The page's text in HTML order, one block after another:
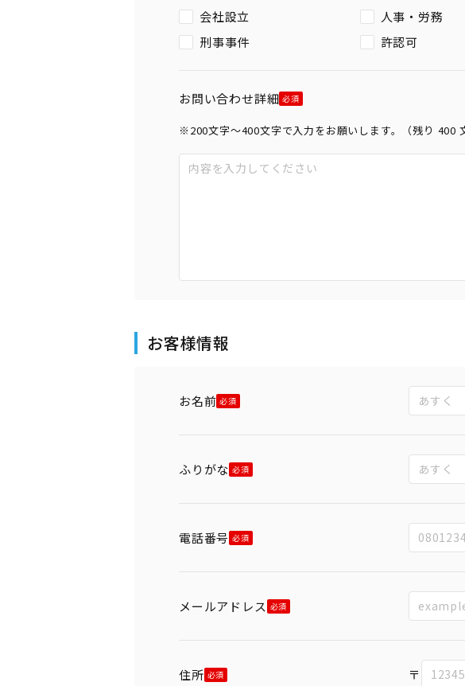
会社設立
人事・労務
刑事事件
許認可
お問い合わせ詳細
※200文字〜400文字で入力をお願いします。（残り 400
お客様情報
お名前
ふりがな
電話番号
メールアドレス
住所 〒